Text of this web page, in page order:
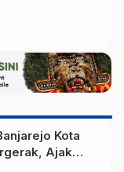
Kota
Ajak
dari Rumah